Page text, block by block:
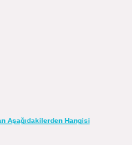
Aşağıdakilerden Hangisi